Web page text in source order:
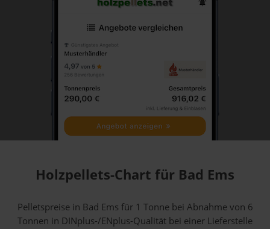
Holzpellets-Chart für Bad Ems
Pelletspreise in Bad Ems für 1 Tonne bei Abnahmevon 6
Tonnen in DINplus-/ENplus-Qualität bei einer Lieferstelle